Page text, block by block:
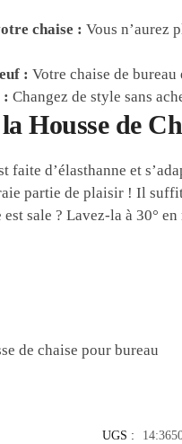
chaise : Vous n’aurez
: Votre chaise de
: Changez de style sans
Housse de
faite d’élasthanne et
partie de plaisir ! Il suffit
est sale ? Lavez-la à 30°
UGS :